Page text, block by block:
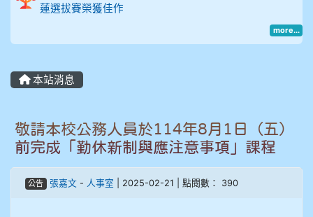
903陳品帆
904彭子庭
905蔣昇和
905鄭瑀安
906江彥臻
蓮選拔賽榮獲佳作
more...
本站消息
敬請本校公務人員於114年8月1日（五）
前完成「勤休新制與應注意事項」課程
公告 張嘉文- 人事室 | 2025-02-21 | 點閱數： 390